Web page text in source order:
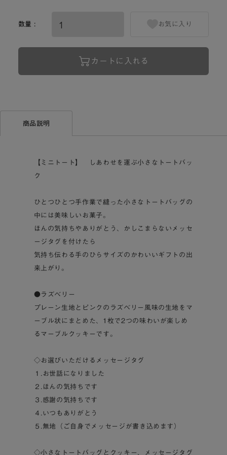
数量 :
カートに入れる
お気に入り
商品説明
【ミニトート】 しあわせを運ぶ小さなトートバッ
ク
ひとつひとつ手作業で縫った小さなトートバッグの
中には美味しいお菓子。
ほんの気持ちやありがとう、かしこまらないメッセ
ージタグを付けたら
気持ち伝わる手のひらサイズのかわいいギフトの出
来上がり。
●ラズベリー
プレーン生地とピンクのラズベリー風味の生地をマ
ーブル状にまとめた、1枚で2つの味わいが楽しめ
るマーブルクッキーです。
◇お選びいただけるメッセージタグ
１.お世話になりました
２.ほんの気持ちです
３.感謝の気持ちです
４.いつもありがとう
５.無地（ご自身でメッセージが書き込めます）
◇小さなトートバッグとクッキー、メッセージタグ